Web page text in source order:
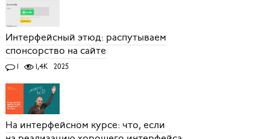
Интерфейсный этюд: распутываем
спонсорство на сайте
1 1,4K 2025
На интерфейсном курсе: что, если